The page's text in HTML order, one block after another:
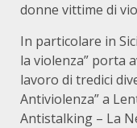
donne vittime di
In particolare in
la violenza” porta
lavoro di tredici
Antiviolenza” a
Antistalking – La